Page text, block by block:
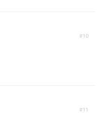
#10
#11